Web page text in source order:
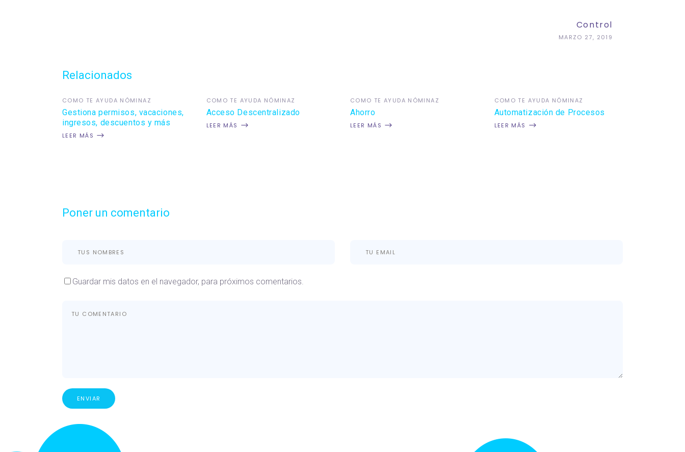
Control
MARZO 27, 2019
Relacionados
COMO TE AYUDA NÓMINAZ
Gestiona permisos, vacaciones,
ingresos, descuentos y más
LEER MÁS
COMO TE AYUDA NÓMINAZ
Acceso Descentralizado
LEER MÁS
COMO TE AYUDA NÓMINAZ
Ahorro
LEER MÁS
COMO TE AYUDA NÓMINAZ
Automatización de Procesos
LEER MÁS
Poner un comentario
Guardar mis datos en el navegador, para próximos comentarios.